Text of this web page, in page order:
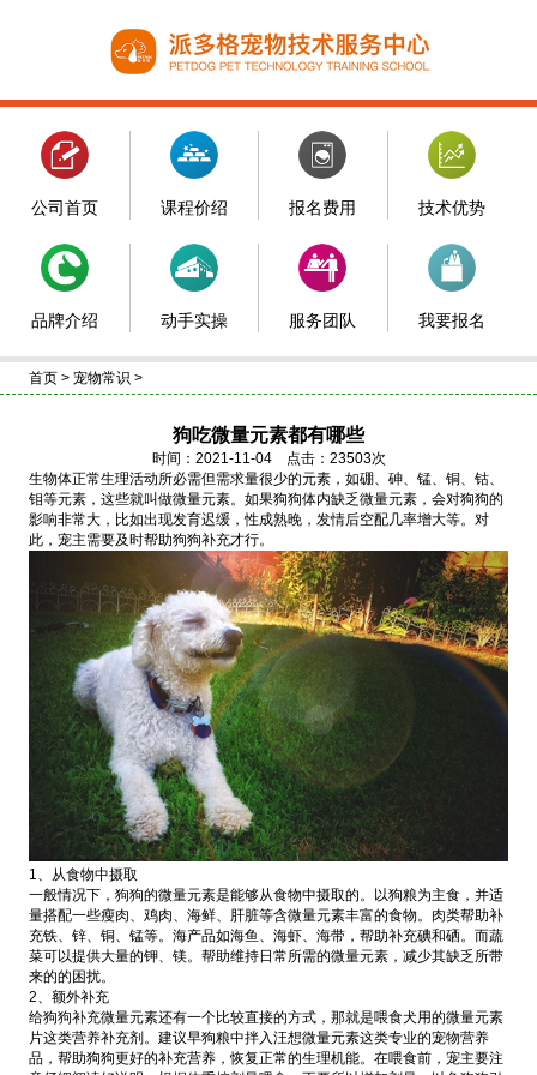
公司首页 课程价绍 报名费用 技术优势
品牌介绍 动手实操 服务团队 我要报名
首页 > 宠物常识 >
狗吃微量元素都有哪些
时间：2021-11-04 点击：23503次
生物体正常生理活动所必需但需求量很少的元素，如硼、砷、锰、铜、钴、
钼等元素，这些就叫做微量元素。如果狗狗体内缺乏微量元素，会对狗狗的
影响非常大，比如出现发育迟缓，性成熟晚，发情后空配几率增大等。对
此，宠主需要及时帮助狗狗补充才行。
1、从食物中摄取
一般情况下，狗狗的微量元素是能够从食物中摄取的。以狗粮为主食，并适
量搭配一些瘦肉、鸡肉、海鲜、肝脏等含微量元素丰富的食物。肉类帮助补
充铁、锌、铜、锰等。海产品如海鱼、海虾、海带，帮助补充碘和硒。而蔬
菜可以提供大量的钾、镁。帮助维持日常所需的微量元素，减少其缺乏所带
来的的困扰。
2、额外补充
给狗狗补充微量元素还有一个比较直接的方式，那就是喂食犬用的微量元素
片这类营养补充剂。建议早狗粮中拌入汪想微量元素这类专业的宠物营养
品，帮助狗狗更好的补充营养，恢复正常的生理机能。在喂食前，宠主要注